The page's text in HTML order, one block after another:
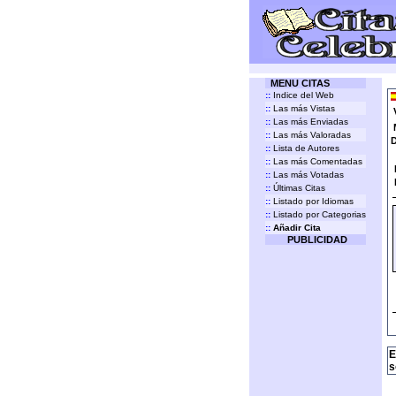
MENU CITAS
:: Indice del Web
:: Las más Vistas
:: Las más Enviadas
:: Las más Valoradas
:: Lista de Autores
:: Las más Comentadas
:: Las más Votadas
:: Últimas Citas
:: Listado por Idiomas
:: Listado por Categorias
:: Añadir Cita
PUBLICIDAD